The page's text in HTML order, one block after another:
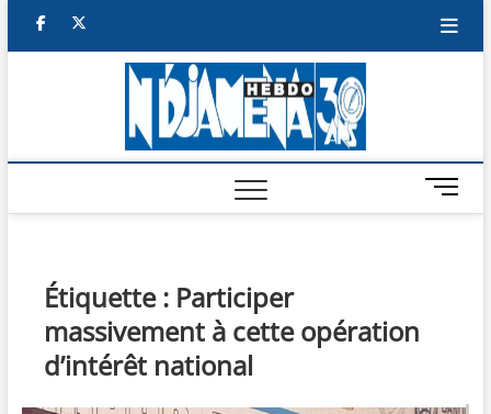
facebook
M
e
n
Étiquette : Participer
massivement à cette opération
d’intérêt national